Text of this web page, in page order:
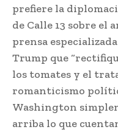
prefiere la
de Calle 13 sobre el
prensa
Trump que
los tomates y el
romanticismo
Washington
arriba lo que